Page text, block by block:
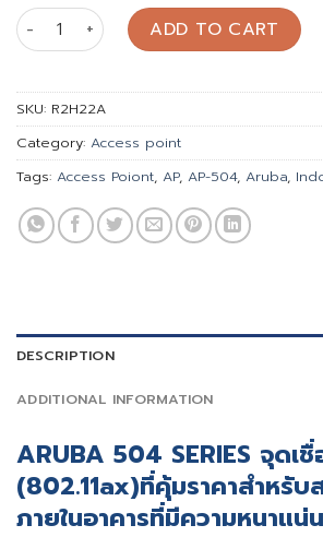
Access Point Aruba AP-504 (RW)
ADD TO CART
SKU: R2H22A
Category: Access point
Tags: Access Poiont, AP, AP-504, Aruba,
DESCRIPTION
ADDITIONAL INFORMATION
ARUBA 504 SERIES จุดเ
(802.11ax)ที่คุ้มราคาสำหรั
ภายในอาคารที่มีความหนาแน่